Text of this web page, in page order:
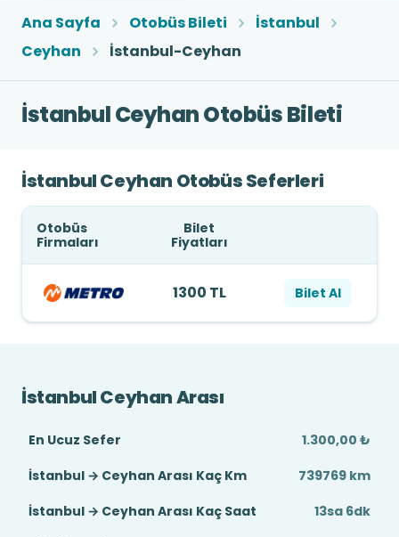
Ana Sayfa Otobüs Bileti
İstanbul
Ceyhan
İstanbul-Ceyhan
İstanbul Ceyhan Otobüs Bileti
İstanbul Ceyhan Otobüs Seferleri
Otobüs
Firmaları
Bilet
Fiyatları
1300 TL Bilet Al
İstanbul Ceyhan Arası
En Ucuz Sefer
1.300,00 ₺
İstanbul → Ceyhan Arası Kaç Km
739769 km
İstanbul → Ceyhan Arası Kaç Saat
13sa 6dk